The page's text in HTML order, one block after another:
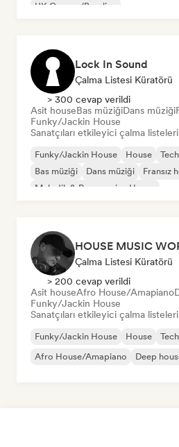
UK Garage/Bassline
Lock In Sound
Çalma Listesi Küratörü
> 300 cevap verildi
Asit houseBas müziğiDans müziği
Funky/Jackin House
Sanatçıları etkileyici çalma
Funky/Jackin House House
Bas müziği
Dans müziği
Fransız
Melodik & Progressive House
HOUSE MUSIC
Çalma Listesi Küratörü
> 200 cevap verildi
Asit houseAfro House/Amapiano
Funky/Jackin House
Sanatçıları etkileyici çalma
Funky/Jackin House House
Afro House/Amapiano
Deep